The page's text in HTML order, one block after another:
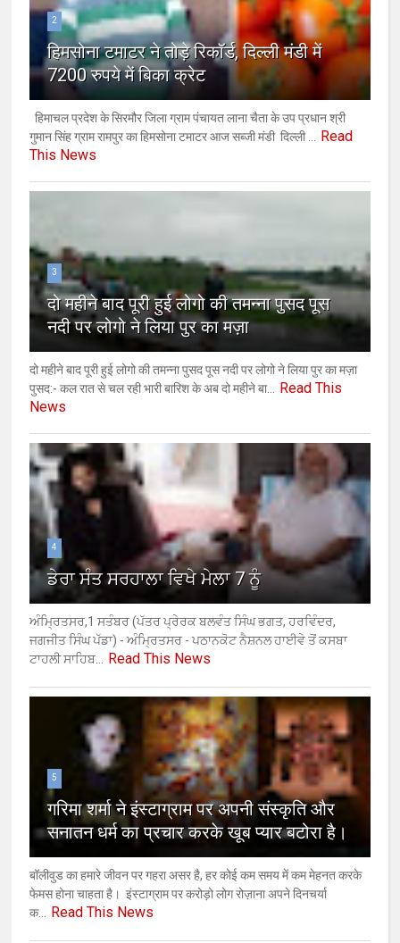
2
हिमसोना टमाटर ने तोड़े रिकॉर्ड, दिल्ली मंडी में
7200 रुपये में बिका क्रेट
हिमाचल प्रदेश के सिरमौर जिला ग्राम पंचायत लाना चैता के उप प्रधान श्री
गुमान सिंह ग्राम रामपुर का हिमसोना टमाटर आज सब्जी मंडी दिल्ली ...
Read
This News
3
दो महीने बाद पूरी हुई लोगो की तमन्ना पुसद पूस
नदी पर लोगो ने लिया पुर का मज़ा
दो महीने बाद पूरी हुई लोगो की तमन्ना पुसद पूस नदी पर लोगो ने लिया पुर का मज़ा
पुसद:- कल रात से चल रही भारी बारिश के अब दो महीने बा...
Read This
News
4
ਡੇਰਾ ਸੰਤ ਸਰਹਾਲਾ ਵਿਖੇ ਮੇਲਾ 7 ਨੂੰ
ਅੰਮ੍ਰਿਤਸਰ,1 ਸਤੰਬਰ (ਪੱਤਰ ਪ੍ਰੇਰਕ ਬਲਵੰਤ ਸਿੰਘ ਭਗਤ, ਹਰਵਿੰਦਰ,
ਜਗਜੀਤ ਸਿੰਘ ਪੱਡਾ) - ਅੰਮ੍ਰਿਤਸਰ - ਪਠਾਨਕੋਟ ਨੈਸ਼ਨਲ ਹਾਈਵੇ ਤੋਂ ਕਸਬਾ
ਟਾਹਲੀ ਸਾਹਿਬ...
Read This News
5
गरिमा शर्मा ने इंस्टाग्राम पर अपनी संस्कृति और
सनातन धर्म का प्रचार करके खूब प्यार बटोरा है।
बॉलीवुड का हमारे जीवन पर गहरा असर है, हर कोई कम समय में कम मेहनत करके
फेमस होना चाहता है। इंस्टाग्राम पर करोड़ो लोग रोज़ाना अपने दिनचर्या
क...
Read This News